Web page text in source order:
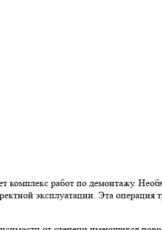
работ по демонтажу.
эксплуатации. Эта